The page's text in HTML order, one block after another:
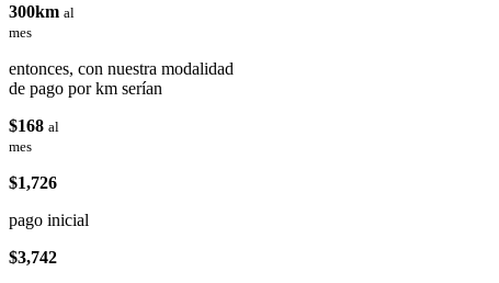
300km al
mes
entonces, con nuestra modalidad
de pago por km serían
$168 al
mes
$1,726
pago inicial
$3,742